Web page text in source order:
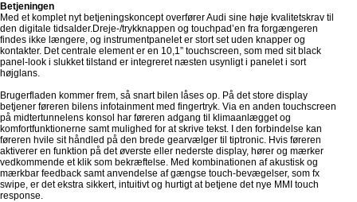
Betjeningen
Med et komplet nyt betjeningskoncept overfører Audi sine høje kvalitetskrav til
den digitale tidsalder.Dreje-/trykknappen og touchpad’en fra forgængeren
findes ikke længere, og instrumentpanelet er stort set uden knapper og
kontakter. Det centrale element er en 10,1” touchscreen, som med sit black
panel-look i slukket tilstand er integreret næsten usynligt i panelet i sort
højglans.
Brugerfladen kommer frem, så snart bilen låses op. På det store display
betjener føreren bilens infotainment med fingertryk. Via en anden touchscreen
på midtertunnelens konsol har føreren adgang til klimaanlægget og
komfortfunktionerne samt mulighed for at skrive tekst. I den forbindelse kan
føreren hvile sit håndled på den brede gearvælger til tiptronic. Hvis føreren
aktiverer en funktion på det øverste eller nederste display, hører og mærker
vedkommende et klik som bekræftelse. Med kombinationen af akustisk og
mærkbar feedback samt anvendelse af gængse touch-bevægelser, som fx
swipe, er det ekstra sikkert, intuitivt og hurtigt at betjene det nye MMI touch
response.